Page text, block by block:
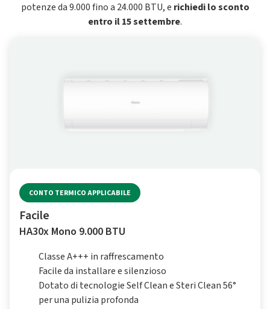
potenze da 9.000 fino a 24.000 BTU, e richiedi lo sconto
entro il 15 settembre.
CONTO TERMICO APPLICABILE
Facile
HA30x Mono 9.000 BTU
Classe A+++ in raffrescamento
Facile da installare e silenzioso
Dotato di tecnologie Self Clean e Steri Clean 56°
per una pulizia profonda